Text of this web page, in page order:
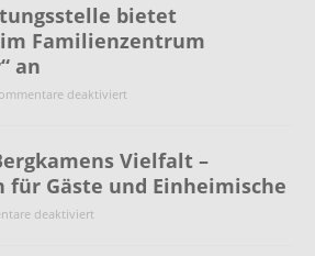
bietet
Familienzentrum
an
deaktiviert
Vielfalt –
für Gäste und Einheimische
deaktiviert